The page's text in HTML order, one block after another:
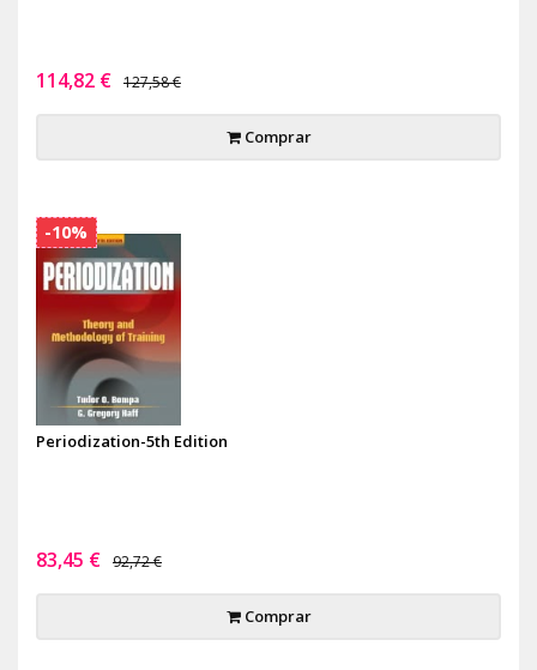
114,82 € 127,58 €
Comprar
Periodization-5th Edition
83,45 € 92,72 €
Comprar
-10%